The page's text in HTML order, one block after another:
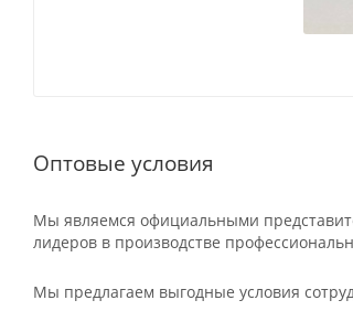
Оптовые условия
Мы являемся официальными
лидеров в производстве
Мы предлагаем выгодные условия